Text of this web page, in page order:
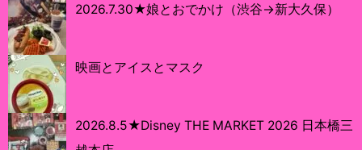
2026.7.30★娘とおでかけ（渋谷→新大久保）
映画とアイスとマスク
2026.8.5★Disney THE MARKET 2026 日本橋三